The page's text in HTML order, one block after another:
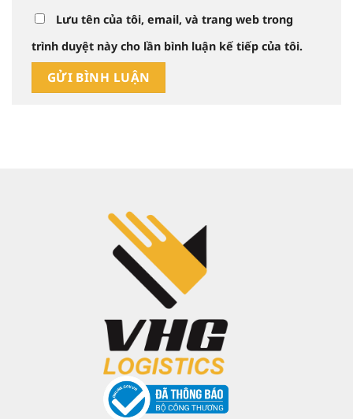
Lưu tên của tôi, email, và trang web trong
trình duyệt này cho lần bình luận kế tiếp của tôi.